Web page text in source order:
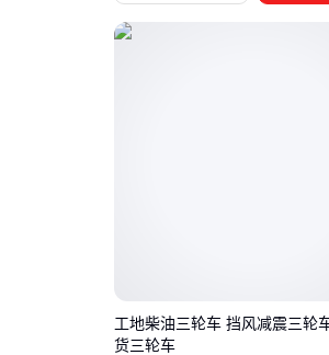
工地柴油三轮车 挡风减震三轮
货三轮车